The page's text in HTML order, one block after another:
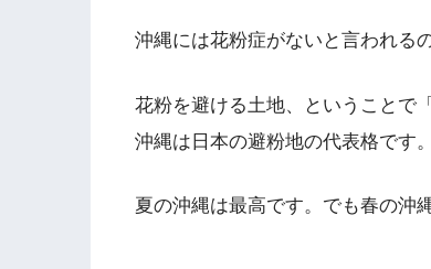
沖縄には花粉症がないと言われる
花粉を避ける土地、ということで
沖縄は日本の避粉地の代表格です。
夏の沖縄は最高です。でも春の沖